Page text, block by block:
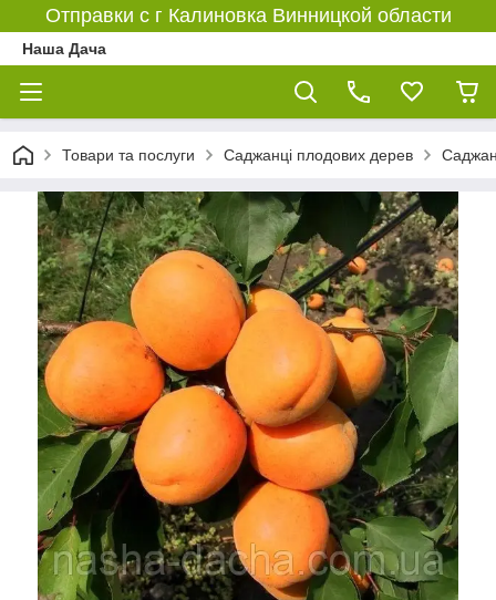
Отправки с г Калиновка Винницкой области
Наша Дача
Товари та послуги Саджанці плодових дерев